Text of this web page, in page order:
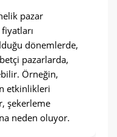
pazar
dönemlerde,
pazarlarda,
Örneğin,
etkinlikleri
şekerleme
neden oluyor.